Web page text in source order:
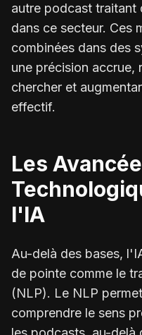
autre podcast traitant
dans ce secteur. Ces
combinées dans des
une précision accrue,
chercher et
effectif.
Les
l'IA
Au-delà des bases,
de pointe comme le
(NLP). Le NLP
comprendre le sens